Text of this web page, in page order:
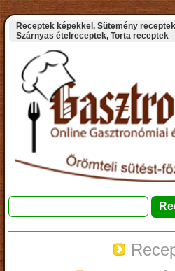
Receptek képekkel, Sütemény
Szárnyas ételreceptek, Torta receptek